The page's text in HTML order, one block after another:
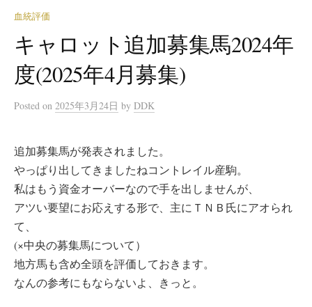
血統評価
キャロット追加募集馬2024年
度(2025年4月募集)
Posted on 2025年3月24日 by DDK
追加募集馬が発表されました。
やっぱり出してきましたねコントレイル産駒。
私はもう資金オーバーなので手を出しませんが、
アツい要望にお応えする形で、主にＴＮＢ氏にアオられ
て、
(×中央の募集馬について）
地方馬も含め全頭を評価しておきます。
なんの参考にもならないよ、きっと。